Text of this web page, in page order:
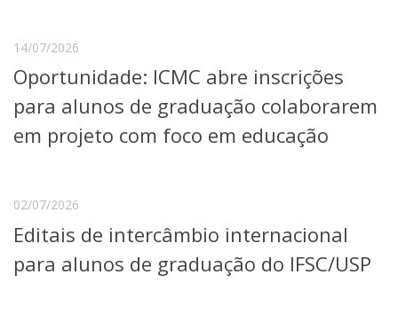
Cursos de Extensão
Pesquisa e Inovação
Linhas de Pesquisa
Centros, Núcleos e Projetos em Rede
Pós-doutorado
Projetos, Programas e Cursos
Artes, Cultura e Esportes
14/07/2026
Oportunidade: ICMC abre inscrições
para alunos de graduação colaborarem
em projeto com foco em educação
02/07/2026
Editais de intercâmbio internacional
para alunos de graduação do IFSC/USP